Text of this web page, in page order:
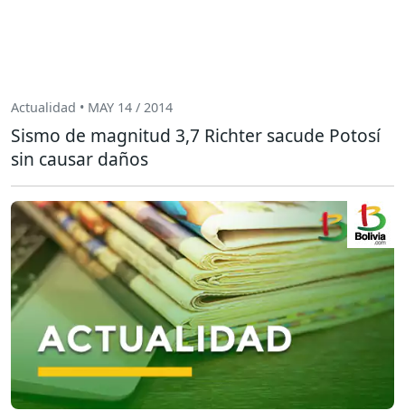
Actualidad • MAY 14 / 2014
Sismo de magnitud 3,7 Richter sacude Potosí
sin causar daños